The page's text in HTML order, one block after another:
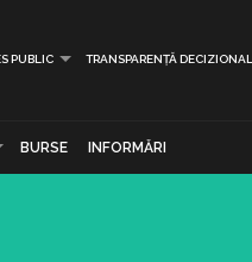
PUBLIC TRANSPARENȚĂ
BURSE INFORMĂRI